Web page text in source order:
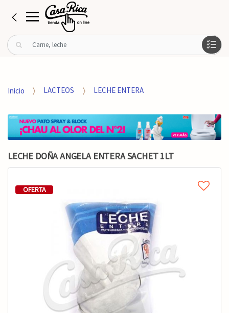
B
u
r
o
:
Inicio LACTEOS LECHE ENTERA
LECHE DOÑA ANGELA ENTERA SACHET 1LT
OFERTA